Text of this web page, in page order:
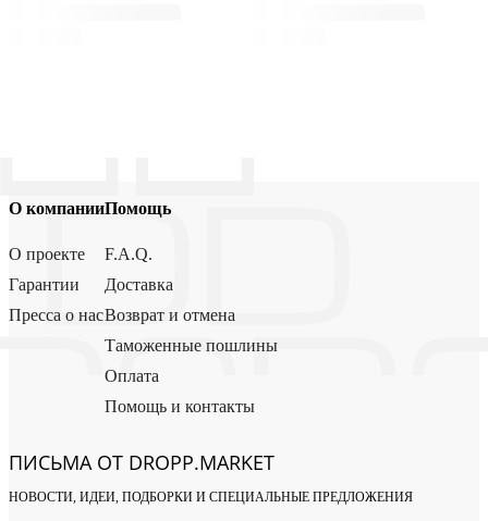
О компании
О проекте
Гарантии
Пресса о нас
Помощь
F.A.Q.
Доставка
Возврат и отмена
Таможенные пошлины
Оплата
Помощь и контакты
ПИСЬМА ОТ DROPP.MARKET
НОВОСТИ, ИДЕИ, ПОДБОРКИ И СПЕЦИАЛЬНЫЕ ПРЕДЛОЖЕНИЯ